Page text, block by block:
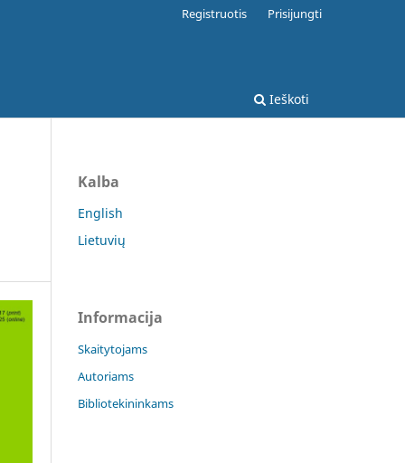
Ieškoti
Registruotis Prisijungti
Kalba
English
Lietuvių
Informacija
Skaitytojams
Autoriams
Bibliotekininkams